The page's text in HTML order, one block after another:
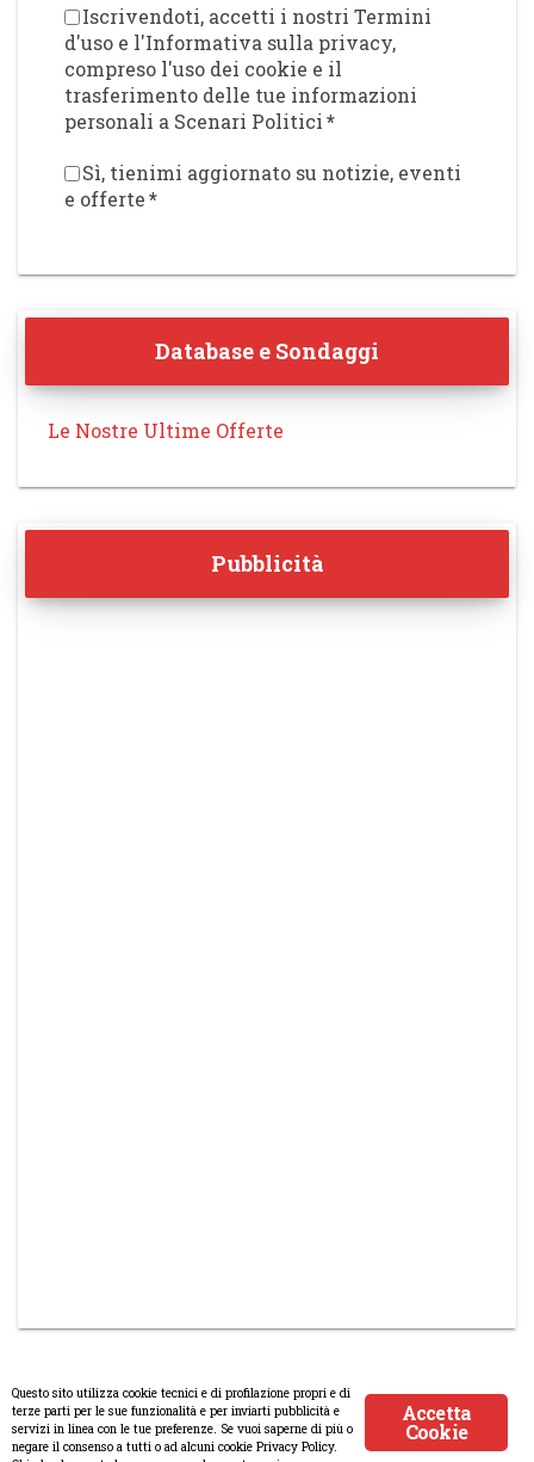
Iscrivendoti, accetti i nostri Termini
d'uso e l'Informativa sulla privacy,
compreso l'uso dei cookie e il
trasferimento delle tue informazioni
personali a Scenari Politici*
Sì, tienimi aggiornato su notizie, eventi
e offerte*
Database e Sondaggi
Le Nostre Ultime Offerte
Pubblicità
© Copyright 2008-2017 Scenaripolitici.com - Tutti i diritti riservati.
Accetta
Cookie
Questo sito utilizza cookie tecnici e di profilazione propri e di
terze parti per le sue funzionalità e per inviarti pubblicità e
servizi in linea con le tue preferenze. Se vuoi saperne di più o
negare il consenso a tutti o ad alcuni cookie Privacy Policy.